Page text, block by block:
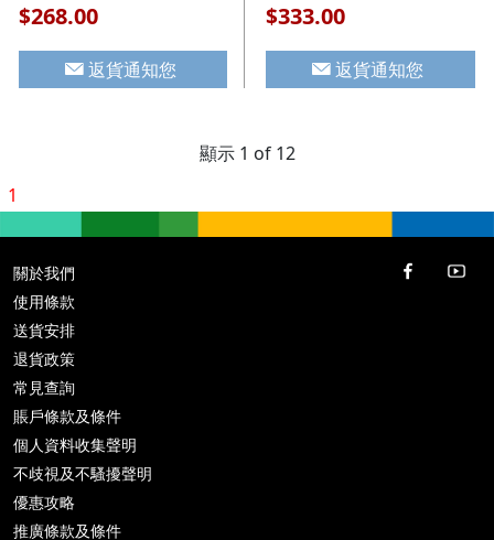
$268.00
返貨通知您
$333.00
返貨通知您
顯示 1 of 12
1
關於我們
使用條款
送貨安排
退貨政策
常見查詢
賬戶條款及條件
個人資料收集聲明
不歧視及不騷擾聲明
優惠攻略
推廣條款及條件